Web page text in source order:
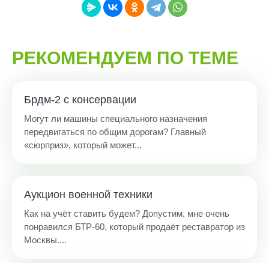
РЕКОМЕНДУЕМ ПО ТЕМЕ
Брдм-2 с консервации
Могут ли машины специального назначения
передвигаться по общим дорогам? Главный
«сюрприз», который может...
Аукцион военной техники
Как на учёт ставить будем? Допустим, мне очень
понравился БТР-60, который продаёт реставратор из
Москвы....